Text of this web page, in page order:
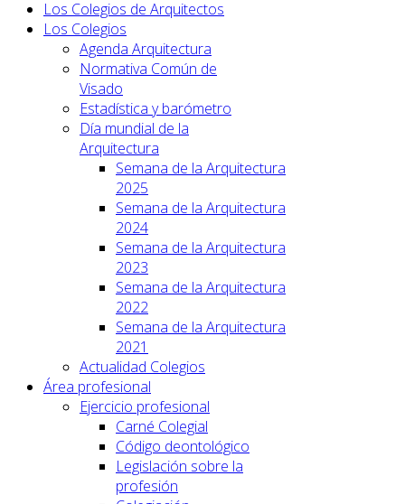
Los Colegios de Arquitectos
Los Colegios
Agenda Arquitectura
Normativa Común de
Visado
Estadística y barómetro
Día mundial de la
Arquitectura
Semana de la Arquitectura
2025
Semana de la Arquitectura
2024
Semana de la Arquitectura
2023
Semana de la Arquitectura
2022
Semana de la Arquitectura
2021
Actualidad Colegios
Área profesional
Ejercicio profesional
Carné Colegial
Código deontológico
Legislación sobre la
profesión